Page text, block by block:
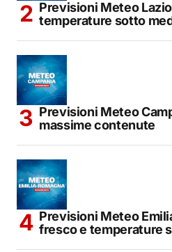
Previsioni Meteo
temperature sotto
Previsioni Meteo
massime contenute
Previsioni Meteo
fresco e temperature